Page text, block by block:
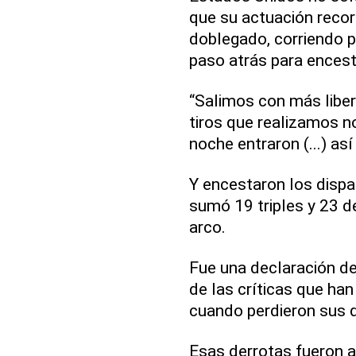
que su actuación
doblegado, corriendo
paso atrás para
“Salimos con más
tiros que realizamos
noche entraron (...)
Y encestaron los
sumó 19 triples y 23
arco.
Fue una declaración
de las críticas que
cuando perdieron sus
Esas derrotas fueron